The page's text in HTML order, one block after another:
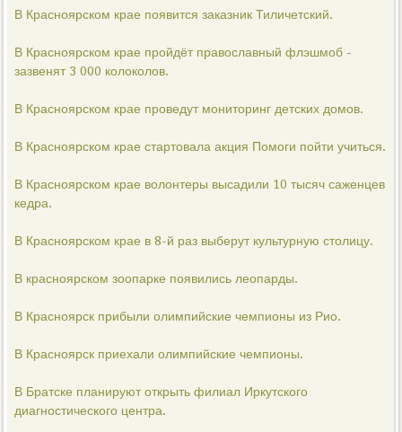
В Красноярском крае появится заказник Тиличетский.
В Красноярском крае пройдёт православный флэшмоб -
зазвенят 3 000 колоколов.
В Красноярском крае проведут мониторинг детских домов.
В Красноярском крае стартовала акция Помоги пойти учиться.
В Красноярском крае волонтеры высадили 10 тысяч саженцев
кедра.
В Красноярском крае в 8-й раз выберут культурную столицу.
В красноярском зоопарке появились леопарды.
В Красноярск прибыли олимпийские чемпионы из Рио.
В Красноярск приехали олимпийские чемпионы.
В Братске планируют открыть филиал Иркутского
диагностического центра.